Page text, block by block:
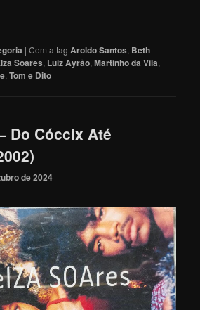
|Com a tagAroldo Santos, Beth
Soares, Luiz Ayrão,Martinho da Vila,
,Tom e Dito
Do Cóccix Até
de 2024